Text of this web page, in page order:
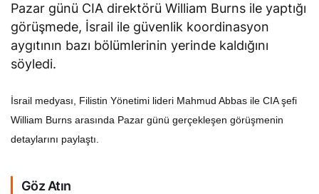
Pazar günü CIA direktörü William Burns ile yaptığı
görüşmede, İsrail ile güvenlik koordinasyon
aygıtının bazı bölümlerinin yerinde kaldığını
söyledi.
İsrail medyası, Filistin Yönetimi lideri Mahmud Abbas ile CIA şefi
William Burns arasında Pazar günü gerçekleşen görüşmenin
detaylarını paylaştı.
Göz Atın